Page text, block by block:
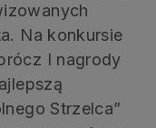
Na konkursie
I nagrody
Strzelca”